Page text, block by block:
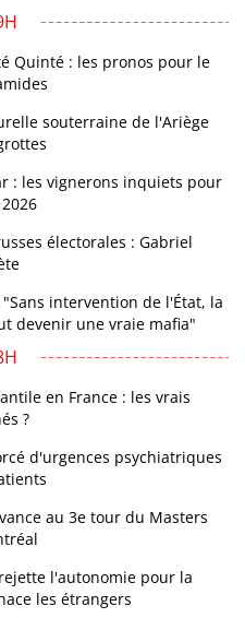
Quinté : les pronos pour le
souterraine de l'Ariège
: les vignerons inquiets pour
électorales : Gabriel
intervention de l'État, la
devenir une vraie mafia"
en France : les vrais
?
d'urgences psychiatriques
au 3e tour du Masters
rejette l'autonomie pour la
les étrangers